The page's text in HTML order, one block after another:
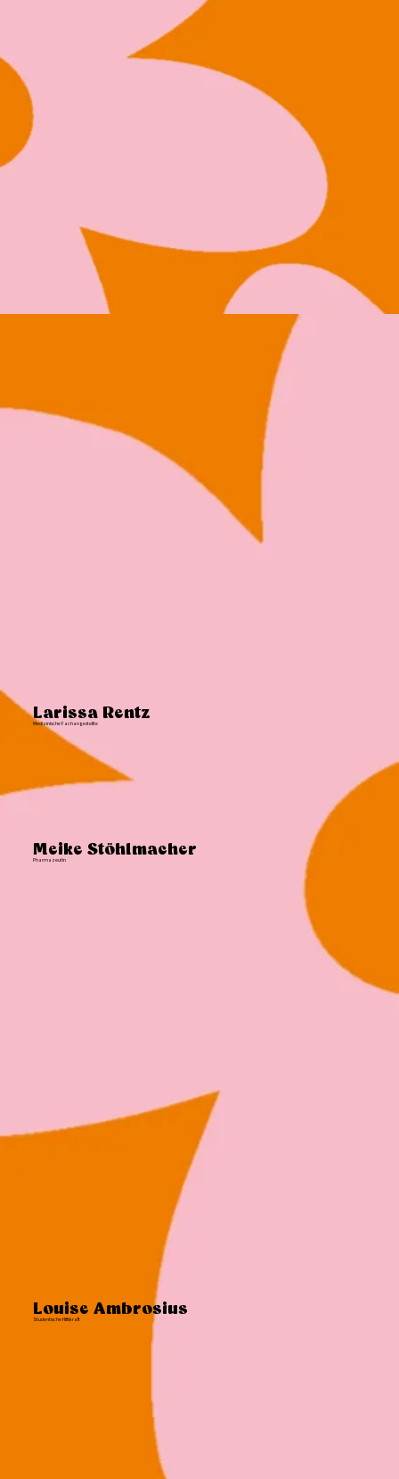
Meike Stöhlmacher
Pharmazeutin
Louise Ambrosius
Studentische Hilfskraft
Larissa Rentz
Medizinische Fachangestellte